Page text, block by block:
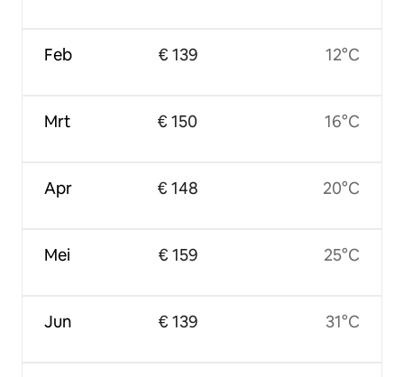
Feb
Mrt
Apr
Mei
Jun
€ 139
€ 150
€ 148
€ 159
€ 139
12°C
16°C
20°C
25°C
31°C